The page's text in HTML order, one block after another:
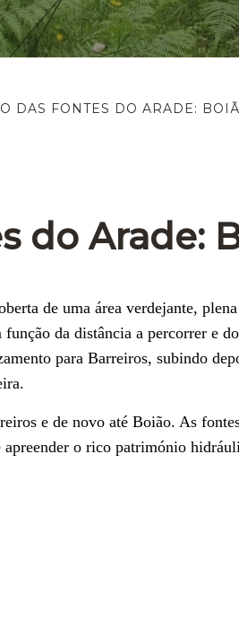
DAS FONTES DO ARADE:
do Arade:
de uma área verdejante,
da distância a percorrer e
para Barreiros, subindo
e de novo até Boião. As
o rico património